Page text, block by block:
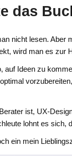
das
nicht lesen. Aber
wird man es zur
auf Ideen zu
ist, UX-
lohnt es sich,
ein mein